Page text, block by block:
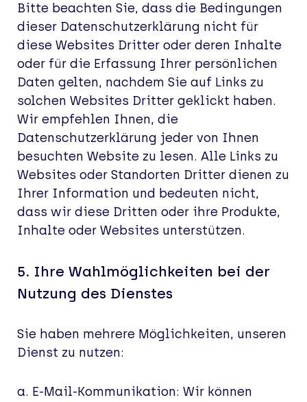
Bitte beachten Sie, dass die Bedingungen
dieser Datenschutzerklärung nicht für
diese Websites Dritter oder deren Inhalte
oder für die Erfassung Ihrer persönlichen
Daten gelten, nachdem Sie auf Links zu
solchen Websites Dritter geklickt haben.
Wir empfehlen Ihnen, die
Datenschutzerklärung jeder von Ihnen
besuchten Website zu lesen. Alle Links zu
Websites oder Standorten Dritter dienen zu
Ihrer Information und bedeuten nicht,
dass wir diese Dritten oder ihre Produkte,
Inhalte oder Websites unterstützen.
5. Ihre Wahlmöglichkeiten bei der
Nutzung des Dienstes
Sie haben mehrere Möglichkeiten, unseren
Dienst zu nutzen:
a. E-Mail-Kommunikation: Wir können